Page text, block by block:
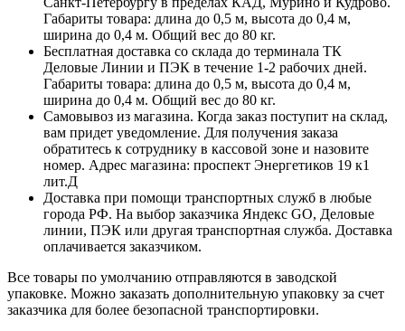
Габариты товара: длина до 0,5 м, высота до 0,4 м,
ширина до 0,4 м. Общий вес до 80 кг.
Бесплатная доставка со склада до терминала ТК
Деловые Линии и ПЭК в течение 1-2 рабочих дней.
Габариты товара: длина до 0,5 м, высота до 0,4 м,
ширина до 0,4 м. Общий вес до 80 кг.
Самовывоз из магазина. Когда заказ поступит на склад,
вам придет уведомление. Для получения заказа
обратитесь к сотруднику в кассовой зоне и назовите
номер. Адрес магазина: проспект Энергетиков 19 к1
лит.Д
Доставка при помощи транспортных служб в любые
города РФ. На выбор заказчика Яндекс GO, Деловые
линии, ПЭК или другая транспортная служба. Доставка
оплачивается заказчиком.
Все товары по умолчанию отправляются в заводской
упаковке. Можно заказать дополнительную упаковку за счет
заказчика для более безопасной транспортировки.